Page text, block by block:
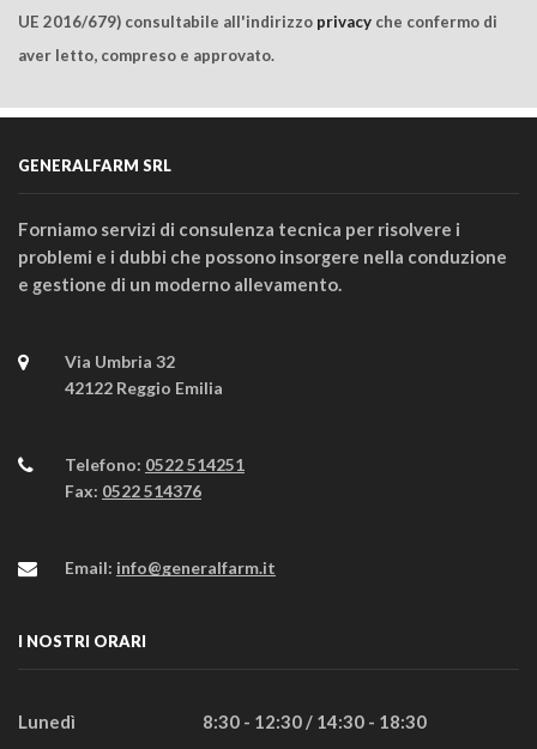
UE 2016/679) consultabile all'indirizzo privacy che confermo di
aver letto, compreso e approvato.
GENERALFARM SRL
Forniamo servizi di consulenza tecnica per risolvere i
problemi e i dubbi che possono insorgere nella conduzione
e gestione di un moderno allevamento.
Via Umbria 32
42122 Reggio Emilia
Telefono: 0522 514251
Fax: 0522 514376
Email: info@generalfarm.it
I NOSTRI ORARI
Lunedì 8:30 - 12:30 / 14:30 - 18:30